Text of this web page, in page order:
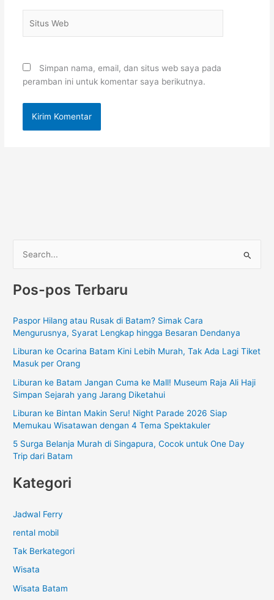
Web
Simpan nama, email, dan situs web saya pada
peramban ini untuk komentar saya berikutnya.
r
u
t
Pos-pos Terbaru
Paspor Hilang atau Rusak di Batam? Simak Cara
Mengurusnya, Syarat Lengkap hingga Besaran Dendanya
Liburan ke Ocarina Batam Kini Lebih Murah, Tak Ada Lagi Tiket
Masuk per Orang
Liburan ke Batam Jangan Cuma ke Mall! Museum Raja Ali Haji
Simpan Sejarah yang Jarang Diketahui
Liburan ke Bintan Makin Seru! Night Parade 2026 Siap
Memukau Wisatawan dengan 4 Tema Spektakuler
5 Surga Belanja Murah di Singapura, Cocok untuk One Day
Trip dari Batam
Kategori
Jadwal Ferry
rental mobil
Tak Berkategori
Wisata
Wisata Batam